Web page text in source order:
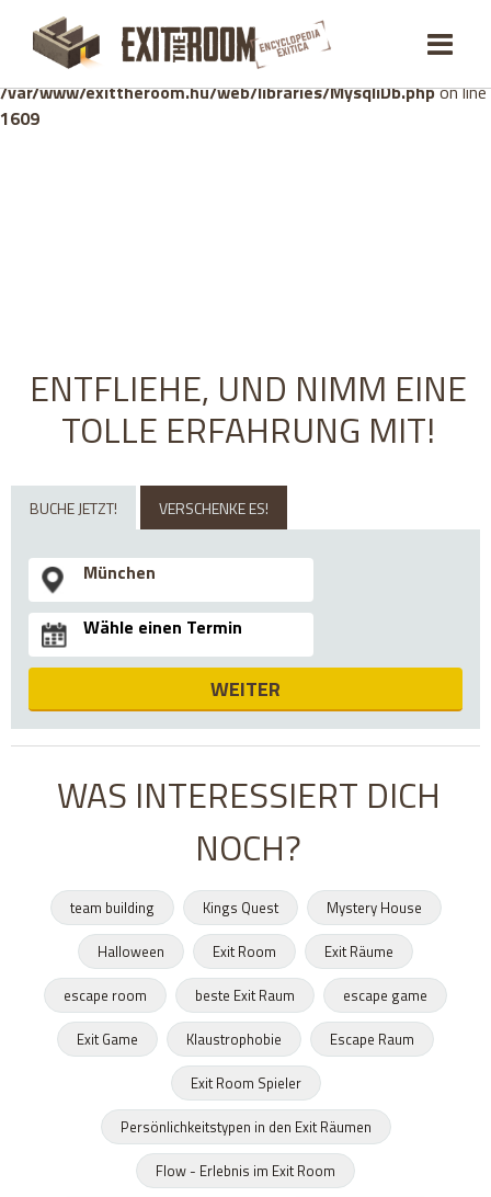
Warning: mysqli_stmt::bind_param(): Number of variables
doesn't match number of parameters in prepared statement in
/var/www/exittheroom.hu/web/libraries/MysqliDb.phpon line
1609
ENTFLIEHE, UND NIMM EINE
TOLLE ERFAHRUNG MIT!
BUCHE JETZT! VERSCHENKE ES!
WEITER
WAS INTERESSIERT DICH
NOCH?
team building Kings Quest
Mystery House
Halloween
Exit Room
Exit Räume
escape room
beste Exit Raum
escape game
Exit Game
Klaustrophobie
Escape Raum
Exit Room Spieler
Persönlichkeitstypen in den Exit Räumen
Flow - Erlebnis im Exit Room